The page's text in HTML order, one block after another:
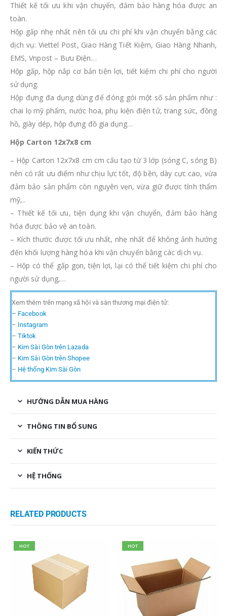
Thiết kế tối ưu khi vận chuyển, đảm bảo hàng hóa được an
toàn.
Hộp gấp nhẹ nhất nên tối ưu chi phí khi vận chuyển bằng các
dịch vụ: Viettel Post, Giao Hàng Tiết Kiệm, Giao Hàng Nhanh,
EMS, Vnpost – Bưu Điện…
Hộp gấp, hộp nắp cơ bản tiện lợi, tiết kiệm chi phí cho người
sử dụng.
Hộp đựng đa dụng dùng để đóng gói một số sản phẩm như :
chai lọ mỹ phẩm, nước hoa, phụ kiện điện tử, trang sức, đồng
hồ, giày dép, hộp đựng đồ gia dụng…
Hộp Carton 12x7x8 cm
– Hộp Carton 12x7x8 cm cm cấu tạo từ 3 lớp (sóng C, sóng B)
nên có rất ưu điểm như chịu lực tốt, độ bền, dày cực cao, vừa
đảm bảo sản phẩm còn nguyên vẹn, vừa giữ được tính thẩm
mỹ,..
– Thiết kế tối ưu, tiện dụng khi vận chuyển, đảm bảo hàng
hóa được bảo vệ an toàn.
– Kích thước được tối ưu nhất, nhẹ nhất để không ảnh hưởng
đến khối lượng hàng hóa khi vận chuyển bằng các dịch vụ.
– Hộp có thể gấp gọn, tiện lợi, lại có thể tiết kiệm chi phí cho
người sử dụng,…
Xem thêm trên mạng xã hội và sàn thương mại điện tử:
– Facebook
– Instagram
–Tiktok
– Kim Sài Gòn trên Lazada
– Kim Sài Gòn trên Shopee
– Hệ thống Kim Sài Gòn
HƯỚNG DẪN MUA HÀNG
THÔNG TIN BỔ SUNG
KIẾN THỨC
HỆ THỐNG
RELATED PRODUCTS
HOT HOT